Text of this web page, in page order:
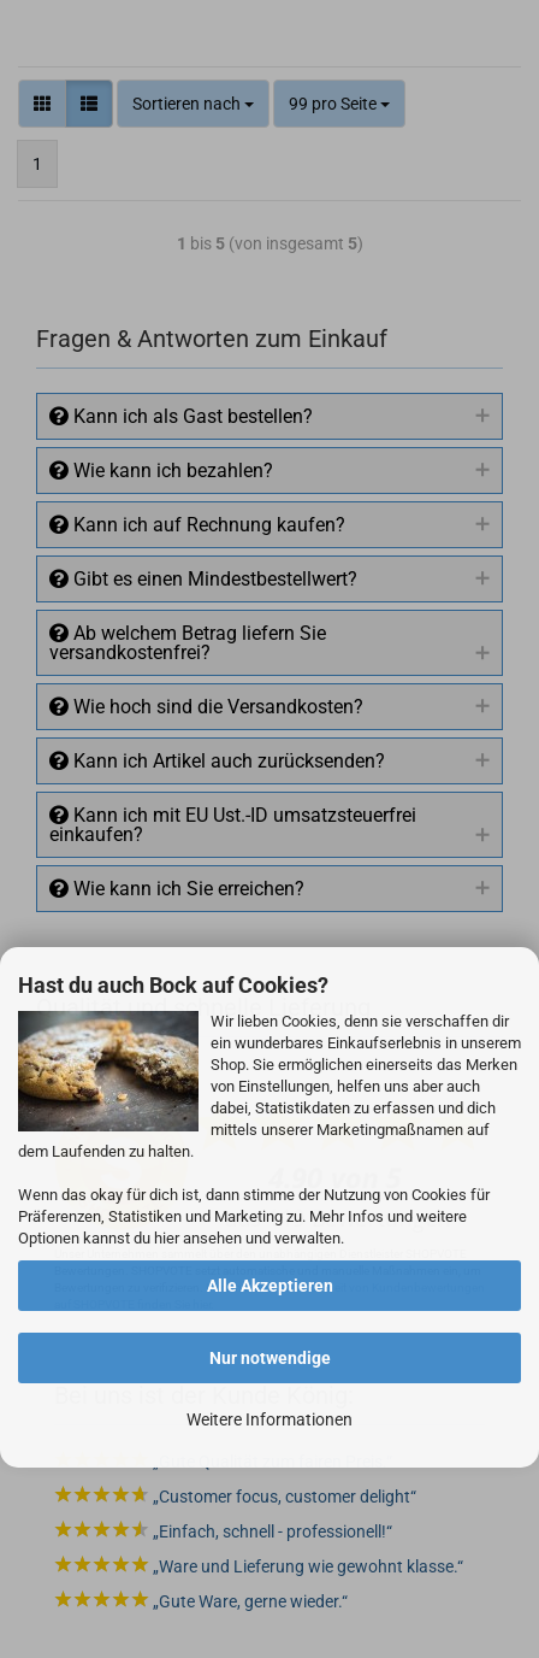
Hast du auch Bock auf Cookies?
Wir lieben Cookies, denn sie verschaffen dir
ein wunderbares Einkaufserlebnis in unserem
Shop. Sie ermöglichen einerseits das Merken
von Einstellungen, helfen uns aber auch
dabei, Statistikdaten zu erfassen und dich
mittels unserer Marketingmaßnamen auf
dem Laufenden zu halten.
Wenn das okay für dich ist, dann stimme der Nutzung von Cookies für
Präferenzen, Statistiken und Marketing zu. Mehr Infos und weitere
Optionen kannst du hier ansehen und verwalten.
Alle Akzeptieren
Nur notwendige
Weitere Informationen
Sortieren nach 99 pro Seite
1
1 bis 5(von insgesamt 5)
Fragen & Antworten zum Einkauf
Kann ich als Gast bestellen?
Wie kann ich bezahlen?
Kann ich auf Rechnung kaufen?
Gibt es einen Mindestbestellwert?
Ab welchem Betrag liefern Sie
versandkostenfrei?
Wie hoch sind die Versandkosten?
Kann ich Artikel auch zurücksenden?
Kann ich mit EU Ust.-ID umsatzsteuerfrei
einkaufen?
Wie kann ich Sie erreichen?
+49 (0)4281 50 79 78 2
info@rocketronics.de
Qualität und schnelle Lieferung
Informationen zur Echtheit von Kundenbewertungen
Customer focus, customer delight
Einfach, schnell - professionell!
Ware und Lieferung wie gewohnt klasse.
Gute Ware, gerne wieder.